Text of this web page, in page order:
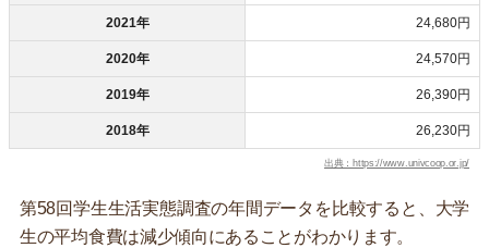
2021年 24,680円
2020年 24,570円
2019年 26,390円
2018年 26,230円
出典：https://www.univcoop.or.jp/
第58回学生生活実態調査の年間データを比較すると、大学
生の平均食費は減少傾向にあることがわかります。